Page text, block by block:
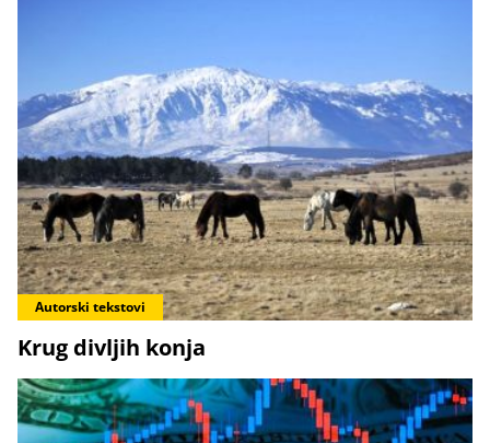
Autorski tekstovi
Krug divljih konja